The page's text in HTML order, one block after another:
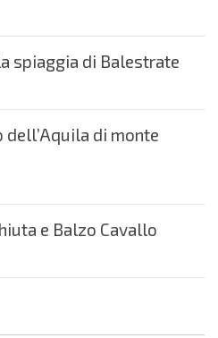
spiaggia di Balestrate
dell’Aquila di monte
e Balzo Cavallo